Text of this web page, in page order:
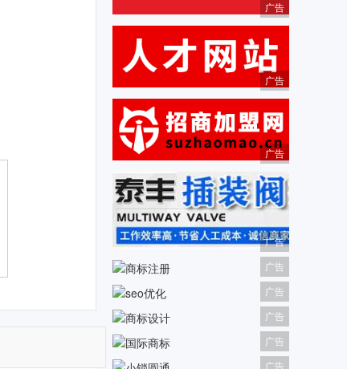
广告
广告
广告
广告
广告
广告
广告
广告
广告